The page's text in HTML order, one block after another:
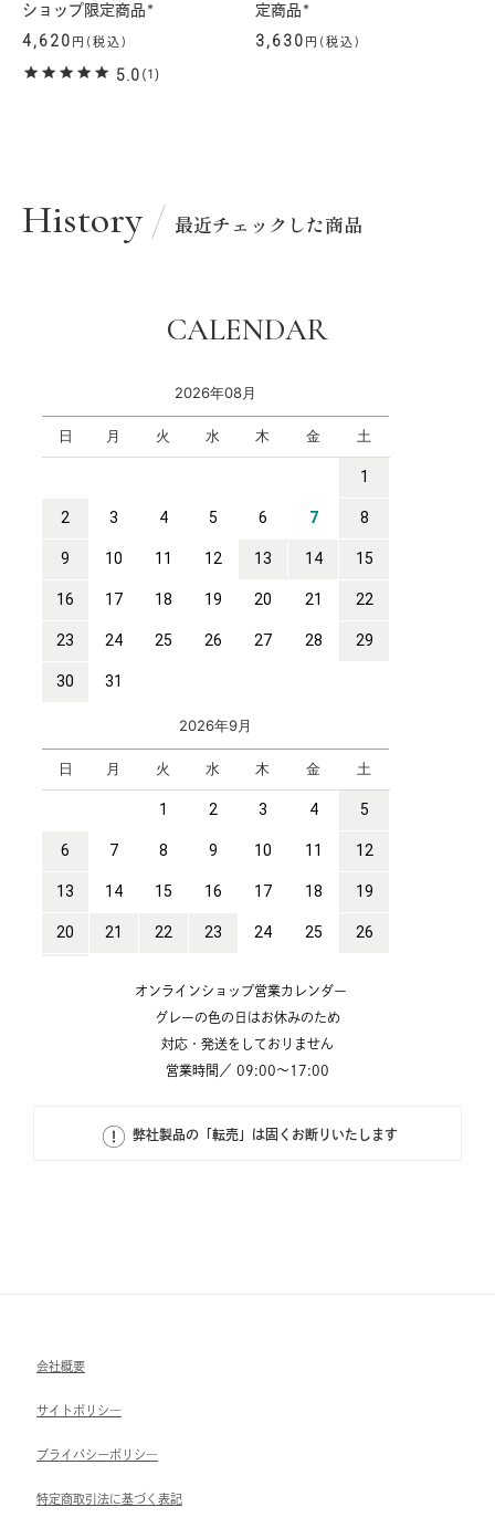
ショップ限定商品*
4,620 円(税込)
5.0 (1)
定商品*
3,630 円(税込)
History 最近チェックした商品
CALENDAR
オンラインショップ営業カレンダー
グレーの色の日はお休みのため
対応・発送をしておりません
営業時間／ 09:00～17:00
弊社製品の「転売」は固くお断りいたします
会社概要
サイトポリシ―
ブライパシーポリシ―
特定商取引法に基づく表記